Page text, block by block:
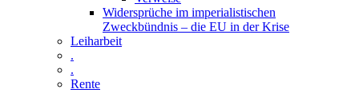
Widersprüche im imperialistischen
Zweckbündnis – die EU in der Krise
Leiharbeit
.
.
Rente